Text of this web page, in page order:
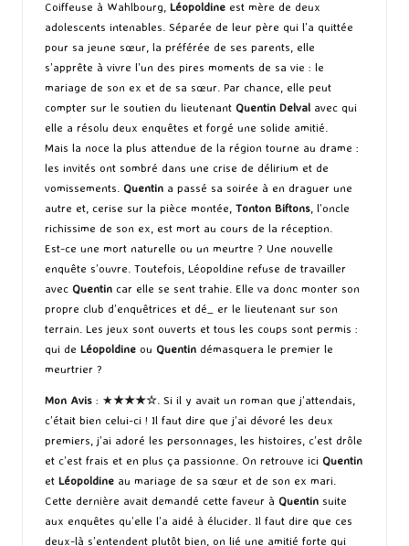
Coiffeuse à Wahlbourg, Léopoldine est mère de deux
adolescents intenables. Séparée de leur père qui l’a quittée
pour sa jeune sœur, la préférée de ses parents, elle
s’apprête à vivre l’un des pires moments de sa vie : le
mariage de son ex et de sa sœur. Par chance, elle peut
compter sur le soutien du lieutenant Quentin Delval avec qui
elle a résolu deux enquêtes et forgé une solide amitié.
Mais la noce la plus attendue de la région tourne au drame :
les invités ont sombré dans une crise de délirium et de
vomissements. Quentin a passé sa soirée à en draguer une
autre et, cerise sur la pièce montée, Tonton Biftons, l’oncle
richissime de son ex, est mort au cours de la réception.
Est-ce une mort naturelle ou un meurtre ? Une nouvelle
enquête s’ouvre. Toutefois, Léopoldine refuse de travailler
avec Quentin car elle se sent trahie. Elle va donc monter son
propre club d’enquêtrices et dé_ er le lieutenant sur son
terrain. Les jeux sont ouverts et tous les coups sont permis :
qui de Léopoldine ou Quentin démasquera le premier le
meurtrier ?
Mon Avis : ★★★★☆. Si il y avait un roman que j’attendais,
c’était bien celui-ci ! Il faut dire que j’ai dévoré les deux
premiers, j’ai adoré les personnages, les histoires, c’est drôle
et c’est frais et en plus ça passionne. On retrouve ici Quentin
et Léopoldine au mariage de sa sœur et de son ex mari.
Cette dernière avait demandé cette faveur à Quentin suite
aux enquêtes qu’elle l’a aidé à élucider. Il faut dire que ces
deux-là s’entendent plutôt bien, on lié une amitié forte qui